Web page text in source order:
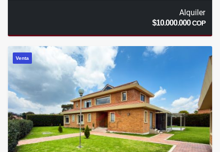
Alquiler
$10.000.000COP
Venta